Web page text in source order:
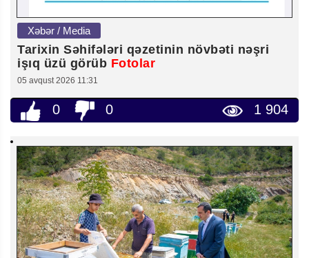
Xəbər / Media
Tarixin Səhifələri qəzetinin növbəti nəşri
işıq üzü görüb Fotolar
05 avqust 2026 11:31
0 0 1 904